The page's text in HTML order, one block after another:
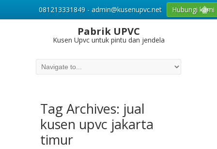
Pabrik UPVC
Kusen Upvc untuk pintu dan jendela
Tag Archives: jual
kusen upvc jakarta
timur
081213331849 - admin@kusenupvc.net Hubungi kami